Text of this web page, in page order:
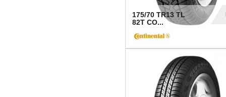
175/70 TR13 TL
82T CO...